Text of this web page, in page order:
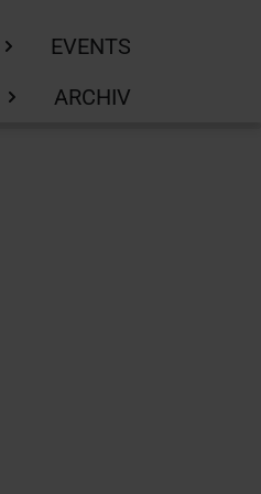
EVENTS
ARCHIV